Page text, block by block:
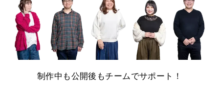
制作中も公開後もチームでサポート！